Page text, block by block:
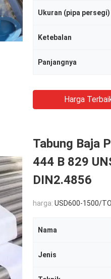
Ukuran (pipa persegi)
Ketebalan
Panjangnya
Harga
Tabung Baja
444 B 829
DIN2.4856
harga: USD600-1500/
Nama
Jenis